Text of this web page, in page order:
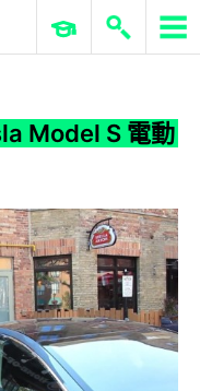
ERP 與商業 AI
Model S 電動